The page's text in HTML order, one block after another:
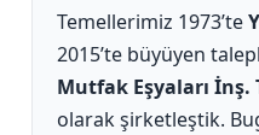
Temellerimiz 1973’te
2015’te büyüyen
Mutfak Eşyaları İnş.
olarak şirketleştik.